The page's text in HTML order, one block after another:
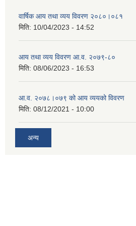
वार्षिक आय तथा व्यय विवरण २०८०।०८१
मिति: 10/04/2023 - 14:52
आय तथा व्यय विवरण आ.व. २०७९-८०
मिति: 08/06/2023 - 16:53
आ.व. २०७८।०७९ को आय व्ययको विवरण
मिति: 08/12/2021 - 10:00
अन्य